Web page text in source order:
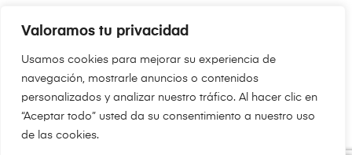
Valoramos tu privacidad
Usamos cookies para mejorar su experiencia de
navegación, mostrarle anuncios o contenidos
personalizados y analizar nuestro tráfico. Al hacer clic en
“Aceptar todo” usted da su consentimiento a nuestro uso
de las cookies.
reservados.